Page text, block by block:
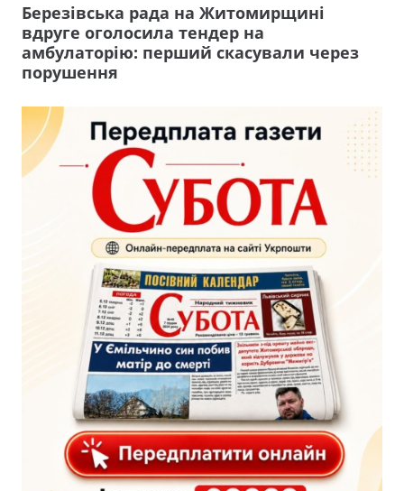
Березівська рада на Житомирщині
вдруге оголосила тендер на
амбулаторію: перший скасували через
порушення